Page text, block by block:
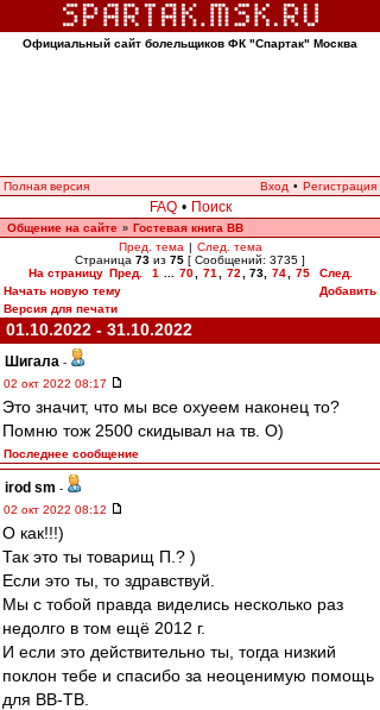
Официальный сайт болельщиков ФК "Спартак" Москва
Полная версия Вход • Регистрация
FAQ • Поиск
Общение на сайте » Гостевая книга ВВ
Пред. тема | След. тема
Страница 73 из 75 [ Сообщений: 3735 ]
На страницу Пред. 1 70 71 72 73, 74 75
След.
Начать новую тему
Добавить
Версия для печати
01.10.2022 - 31.10.2022
Шигала -
02 окт 2022 08:17
Это значит, что мы все охуеем наконец то?
Помню тож 2500 скидывал на тв. О)
Последнее сообщение
irod sm -
02 окт 2022 08:12
О как!!!)
Так это ты товарищ П.? )
Если это ты, то здравствуй.
Мы с тобой правда виделись несколько раз
недолго в том ещё 2012 г.
И если это действительно ты, тогда низкий
поклон тебе и спасибо за неоценимую помощь
для ВВ-ТВ.